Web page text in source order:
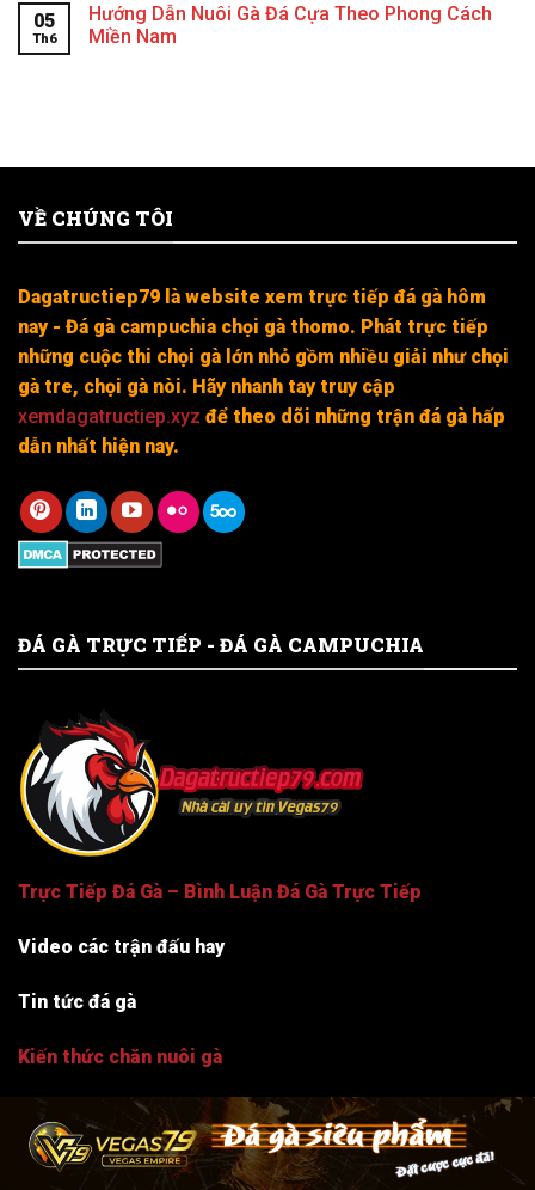
05
Th6
Hướng Dẫn Nuôi Gà Đá Cựa Theo Phong Cách
Miền Nam
VỀ CHÚNG TÔI
Dagatructiep79 là website xem trực tiếp đá gà hôm
nay - Đá gà campuchia chọi gà thomo. Phát trực tiếp
những cuộc thi chọi gà lớn nhỏ gồm nhiều giải như chọi
gà tre, chọi gà nòi. Hãy nhanh tay truy cập
xemdagatructiep.xyz để theo dõi những trận đá gà hấp
dẫn nhất hiện nay.
ĐÁ GÀ TRỰC TIẾP - ĐÁ GÀ CAMPUCHIA
Trực Tiếp Đá Gà – Bình Luận Đá Gà Trực Tiếp
Video các trận đấu hay
Tin tức đá gà
Kiến thức chăn nuôi gà